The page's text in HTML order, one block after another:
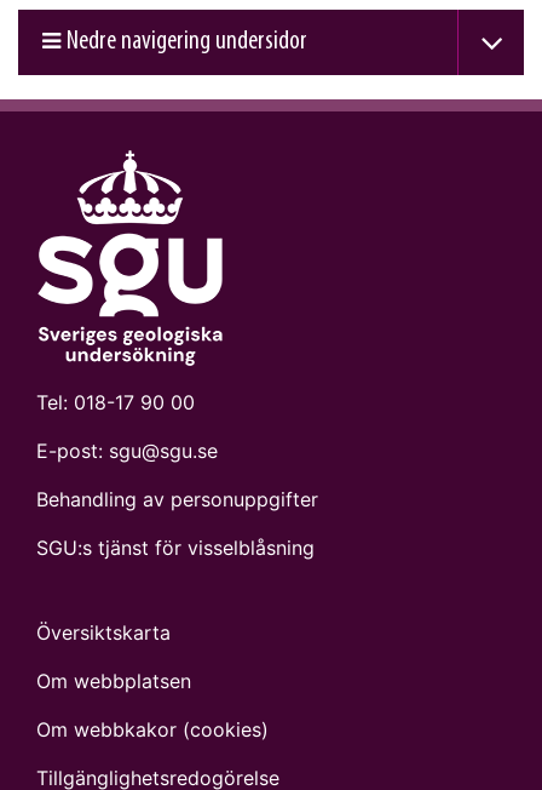
Nedre navigering undersidor
Tel: 018-17 90 00
E-post: sgu@sgu.se
Behandling av personuppgifter
SGU:s tjänst för visselblåsning
Översiktskarta
Om webbplatsen
Om webbkakor (cookies)
Tillgänglighets­redogörelse